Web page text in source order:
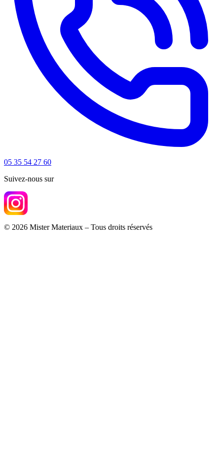
05 35 54 27 60
Suivez-nous sur
© 2026 Mister Materiaux – Tous droits réservés